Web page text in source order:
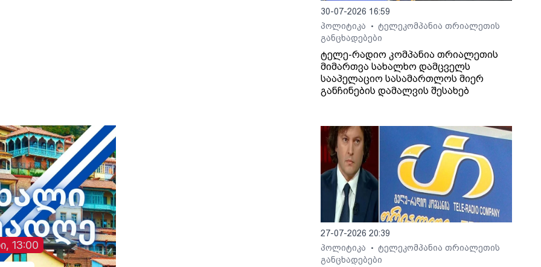
შეხვედრაზე ჩინეთს
„ირანის ახლო მეგობარი“
უწოდა. „არსებულ
ვითარებაში, ჩვენს
ქვეყნებს შორის
ორმხრივი
თანამშრომლობა კიდევ
უფრო გაძლიერდება“, -
განაცხადა აბას არაღჩიმ.
13:00
30-07-2026 16:59
პოლიტიკა
•
ტელეკომპანია თრიალეთის
განცხადებები
ტელე-რადიო კომპანია თრიალეთის
მიმართვა სახალხო დამცველს
სააპელაციო სასამართლოს მიერ
განჩინების დამალვის შესახებ
27-07-2026 20:39
პოლიტიკა
•
ტელეკომპანია თრიალეთის
განცხადებები